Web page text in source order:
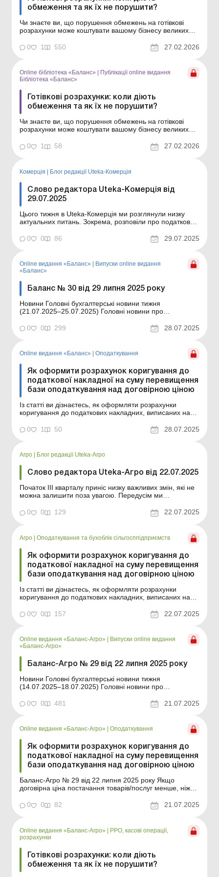
обмеження та як їх не порушити?
Чи знаєте ви, що порушення обмежень на готівкові
розрахунки може коштувати вашому бізнесу великих
розрахунків готівкою, як правильно оформити такі
розрахунки та уникнути відповідальності! Нацбанком
0 1 550 27.02.2026
Online бібліотека «Баланс»
Публікації online видання
Бібліотека «Баланс»
Готівкові розрахунки: коли діють
обмеження та як їх не порушити?
Чи знаєте ви, що порушення обмежень на готівкові
розрахунки може коштувати вашому бізнесу великих
розрахунків готівкою, як правильно оформити такі
розрахунки та уникнути відповідальності! Серія
0 1 58 27.02.2026
Комерція | Блог редакції Uteka-Комерція
Слово редактора Uteka-Комерція від
29.07.2025
Цього тижня в Uteka-Комерція ми розглянули низку
актуальних питань. Зокрема, розповіли про податкове
про вимоги до довідки про резидентський статус
(форма, легалізація та переклад). Розібрали
0 0 86 29.07.2025
Online видання «Баланс» | Випуски online видання
«Баланс»
Баланс № 30 від 29 липня 2025 року
Новини Головні бухгалтерські новини тижня
(21.07.2025–25.07.2025) Головні новини про
щодня Зміст номеру Юридичні консультації
Читати Легалізація довідок про податкове резидентство
0 0 299 28.07.2025
Online видання «Баланс» Оподаткування
Як оформити розрахунок коригування до
податкової накладної на суму перевищення
бази оподаткування над договірною ціною
Із статті ви дізнаєтесь, як оформляти розрахунки
коригування до податкових накладних, виписаних на
договірною ціною постачання. Баланс № 30 від 29
оподаткування, в...
0 1 50 28.07.2025
Агро Блог редакції Uteka-Агро
Слово редактора Uteka-Агро від 22.07.2025
Початок ІІІ кварталу приніс низку важливих змін, які не
можна залишити поза увагою. Передусім ми
статистичної звітності. Також у нових матеріалах Uteka-
Агро – практичні рекомендації щодо оформлення
0 0 129 22.07.2025
Агро | Оподаткування та бухоблік сільгосппідприємств
Як оформити розрахунок коригування до
податкової накладної на суму перевищення
бази оподаткування над договірною ціною
Із статті ви дізнаєтесь, як оформляти розрахунки
коригування до податкових накладних, виписаних на
договірною ціною постачання. Якщо договірна ціна
постачання товарів/послуг менше, ніж мінімальна база
постачальник...
0 0 157 22.07.2025
Online видання «Баланс-Агро»
Випуски online видання
«Баланс-Агро»
Баланс-Агро № 29 від 22 липня 2025 року
Новини Головні бухгалтерські новини тижня
(14.07.2025–18.07.2025) Головні новини про
щодня Зміст номеру Правова допомога Читати Чи
потрібно оформлювати рішення засновників ТОВ/ФГ
0 0 481 21.07.2025
Online видання «Баланс-Агро» Оподаткування
Як оформити розрахунок коригування до
податкової накладної на суму перевищення
бази оподаткування над договірною ціною
Баланс-Агро № 29 від 22 липня 2025 року Якщо
договірна ціна постачання товарів/послуг менше, ніж
кодексом, постачальник повинен донарахувати ПДВ на
різницю між базою оподаткування і договірною ціною.
0 0 82 21.07.2025
Online видання «Баланс-Агро» | РРО, касові операції,
розрахунки
Готівкові розрахунки: коли діють
обмеження та як їх не порушити?